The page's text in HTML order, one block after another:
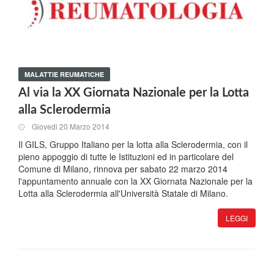
MALATTIE REUMATICHE
Al via la XX Giornata Nazionale per la Lotta
alla Sclerodermia
Giovedi 20 Marzo 2014
Il GILS, Gruppo Italiano per la lotta alla Sclerodermia, con il
pieno appoggio di tutte le Istituzioni ed in particolare del
Comune di Milano, rinnova per sabato 22 marzo 2014
l'appuntamento annuale con la XX Giornata Nazionale per la
Lotta alla Sclerodermia all'Università Statale di Milano.
LEGGI